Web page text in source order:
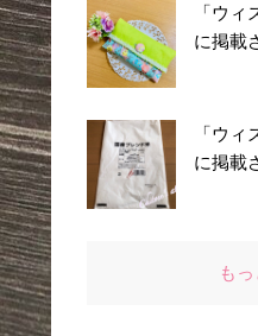
「ウィ
に掲載
「ウィ
に掲載
も